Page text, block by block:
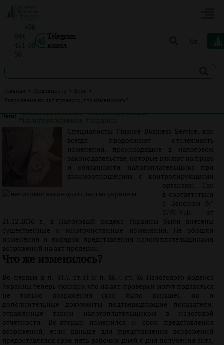
+38
044
451 50
50
Telegram
канал
Ua
Главная > Медиацентр > Блог
>
Возражения на акт проверки, что изменилось?
Возражения на акт проверки, что изменилось?
Опубликовано: Ролан Бондарец 07.06.2017 | Блог
Теги: #Законодательство #Налоговые споры
#Налогообложение #Украина
Специалисты Finance Business Service, как
всегда продолжают отслеживать
изменения, происходящие в налоговом
законодательстве, которые влияют на права
и обязанности налогоплательщика при
взаимоотношениях с контролирующими
органами. Так
в соответствии
с Законом №
1797-VIII от
21.12.2016 г., в Налоговый кодекс Украины были внесены
существенные и многочисленные изменения. Не обошли
изменения и порядок представления налогоплательщиками
возражений на акт проверки.
Что же изменилось?
Во-первых в п. 44.7. ст.44 и п. 86.7. ст. 86 Налогового кодекса
Украины теперь указано, что на акт проверки могут подаваться
не только возражения (как было раньше), но и
дополнительные документы подтверждающие показатели,
отраженные таким налогоплательщиком в налоговой
отчетности. Во-вторых изменился и срок представления
возражений, если раньше для представления возражений
предоставлялся срок пять рабочих дней с дня получения акта,